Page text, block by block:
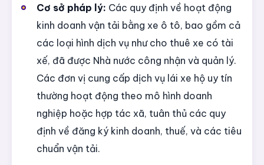
Cơ sở pháp lý: Các quy định về hoạt động
kinh doanh vận tải bằng xe ô tô, bao gồm cả
các loại hình dịch vụ như cho thuê xe có tài
xế, đã được Nhà nước công nhận và quản lý.
Các đơn vị cung cấp dịch vụ lái xe hộ uy tín
thường hoạt động theo mô hình doanh
nghiệp hoặc hợp tác xã, tuân thủ các quy
định về đăng ký kinh doanh, thuế, và các tiêu
chuẩn vận tải.